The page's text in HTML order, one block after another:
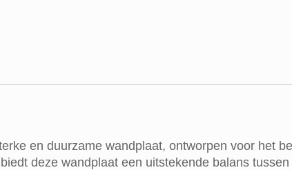
en duurzame wandplaat, ontworpen voor het
deze wandplaat een uitstekende balans